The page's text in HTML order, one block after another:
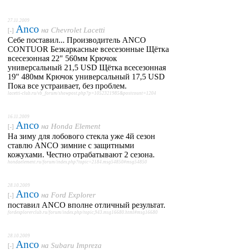
27.11.2009
[-] Anco на Chevrolet Lacetti
Себе поставил... Производитель ANCO
CONTUOR Безкаркасные всесезонные Щётка
всесезонная 22" 560мм Крючок
универсальный 21,5 USD Щётка всесезонная
19" 480мм Крючок универсальный 17,5 USD
Пока все устраивает, без проблем.
lacetti-club.ru/vb_forum/showpost.php?p=1052321985&postcount=1204
16.11.2009
[-] Anco на Honda Element
На зиму для лобового стекла уже 4й сезон
ставлю ANCO зимние с защитными
кожухами. Честно отрабатывают 2 сезона.
hondaelement.ru/forum/index.php?topic=2184.msg54850#msg54850
28.10.2009
[-] Anco на Ford Explorer
поставил ANCO вполне отличный результат.
fordexplorerclub.ru/forum/index.php/topic,943.msg16680.html#msg16680
28.10.2009
[-] Anco на Subaru Impreza